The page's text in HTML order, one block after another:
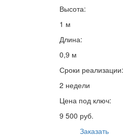
Высота:
1 м
Длина:
0,9 м
Сроки реализации:
2 недели
Цена под ключ:
9 500 руб.
Заказать